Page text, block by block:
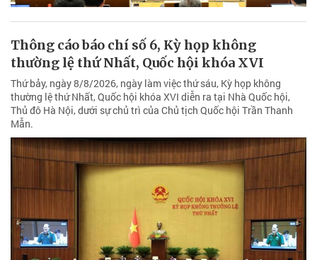
Thông cáo báo chí số 6, Kỳ họp không
thường lệ thứ Nhất, Quốc hội khóa XVI
Thứ bảy, ngày 8/8/2026, ngày làm việc thứ sáu, Kỳ họp không
thường lệ thứ Nhất, Quốc hội khóa XVI diễn ra tại Nhà Quốc hội,
Thủ đô Hà Nội, dưới sự chủ trì của Chủ tịch Quốc hội Trần Thanh
Mẫn.